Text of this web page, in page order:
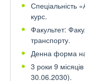
Спеціальність
курс.
Факультет:
транспорту.
Денна форма
3 роки 9
30.06.2030).